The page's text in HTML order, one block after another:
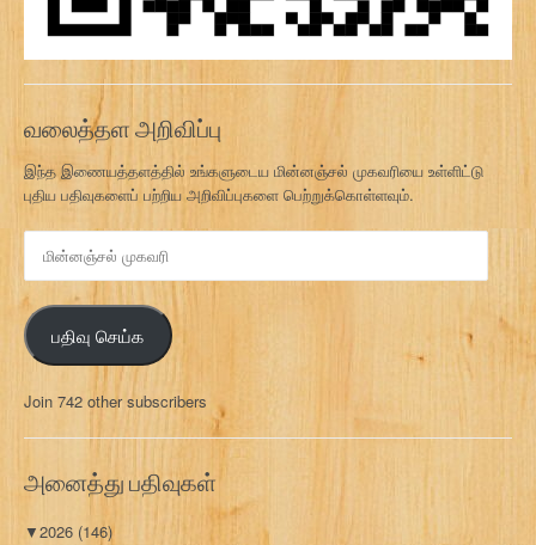
வலைத்தள அறிவிப்பு
இந்த இணையத்தளத்தில் உங்களுடைய மின்னஞ்சல் முகவரியை உள்ளிட்டு
புதிய பதிவுகளைப் பற்றிய அறிவிப்புகளை பெற்றுக்கொள்ளவும்.
ன
ஞ்
ச
ல்
க
வ
பதிவு செய்க
Join 742 other subscribers
அனைத்து பதிவுகள்
▼2026 (146)